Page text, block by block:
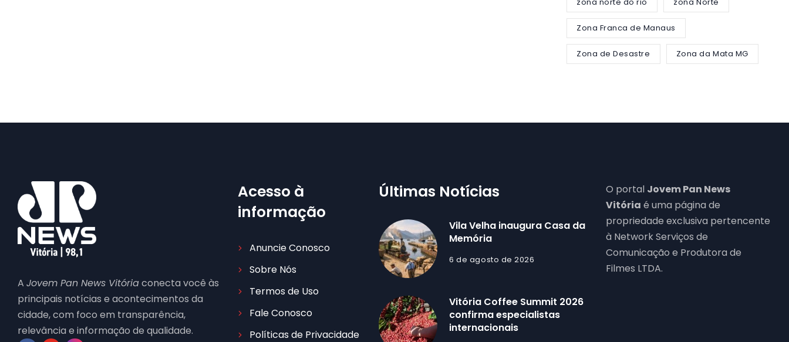
Zona Franca de Manaus
Zona de Desastre Zona da Mata MG
A Jovem Pan News Vitóriaconecta você às
principais notícias e acontecimentos da
cidade, com foco em transparência,
relevância e informação de qualidade.
Acesso à
informação
Anuncie Conosco
Sobre Nós
Termos de Uso
Fale Conosco
Políticas de Privacidade
Últimas Notícias
Vila Velha inaugura Casa da
Memória
6 de agosto de 2026
Vitória Coffee Summit 2026
confirma especialistas
internacionais
O portal Jovem Pan News
Vitória é uma página de
propriedade exclusiva pertencente
à Network Serviços de
Comunicação e Produtora de
Filmes LTDA.